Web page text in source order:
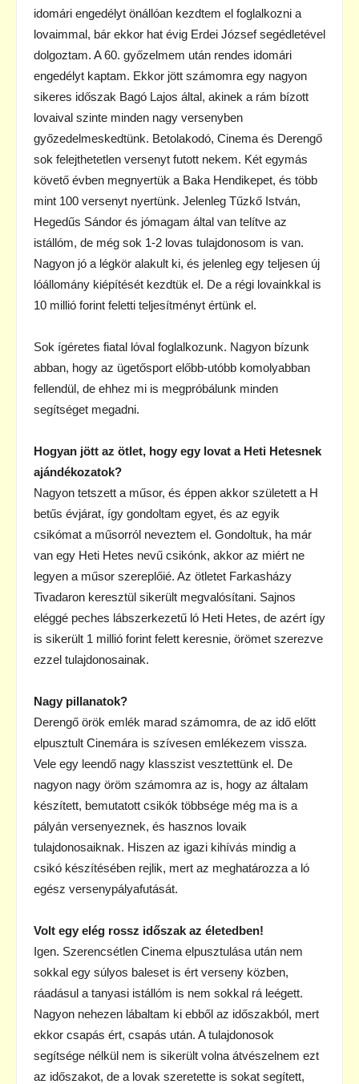
idomári engedélyt önállóan kezdtem el foglalkozni a
lovaimmal, bár ekkor hat évig Erdei József segédletével
dolgoztam. A 60. győzelmem után rendes idomári
engedélyt kaptam. Ekkor jött számomra egy nagyon
sikeres időszak Bagó Lajos által, akinek a rám bízott
lovaival szinte minden nagy versenyben
győzedelmeskedtünk. Betolakodó, Cinema és Derengő
sok felejthetetlen versenyt futott nekem. Két egymás
követő évben megnyertük a Baka Hendikepet, és több
mint 100 versenyt nyertünk. Jelenleg Tűzkő István,
Hegedűs Sándor és jómagam által van telítve az
istállóm, de még sok 1-2 lovas tulajdonosom is van.
Nagyon jó a légkör alakult ki, és jelenleg egy teljesen új
lóállomány kiépítését kezdtük el. De a régi lovainkkal is
10 millió forint feletti teljesítményt értünk el.
Sok ígéretes fiatal lóval foglalkozunk. Nagyon bízunk
abban, hogy az ügetősport előbb-utóbb komolyabban
fellendül, de ehhez mi is megpróbálunk minden
segítséget megadni.
Hogyan jött az ötlet, hogy egy lovat a Heti Hetesnek
ajándékozatok?
Nagyon tetszett a műsor, és éppen akkor született a H
betűs évjárat, így gondoltam egyet, és az egyik
csikómat a műsorról neveztem el. Gondoltuk, ha már
van egy Heti Hetes nevű csikónk, akkor az miért ne
legyen a műsor szereplőié. Az ötletet Farkasházy
Tivadaron keresztül sikerült megvalósítani. Sajnos
eléggé peches lábszerkezetű ló Heti Hetes, de azért így
is sikerült 1 millió forint felett keresnie, örömet szerezve
ezzel tulajdonosainak.
Nagy pillanatok?
Derengő örök emlék marad számomra, de az idő előtt
elpusztult Cinemára is szívesen emlékezem vissza.
Vele egy leendő nagy klasszist vesztettünk el. De
nagyon nagy öröm számomra az is, hogy az általam
készített, bemutatott csikók többsége még ma is a
pályán versenyeznek, és hasznos lovaik
tulajdonosaiknak. Hiszen az igazi kihívás mindig a
csikó készítésében rejlik, mert az meghatározza a ló
egész versenypályafutását.
Volt egy elég rossz időszak az életedben!
Igen. Szerencsétlen Cinema elpusztulása után nem
sokkal egy súlyos baleset is ért verseny közben,
ráadásul a tanyasi istállóm is nem sokkal rá leégett.
Nagyon nehezen lábaltam ki ebből az időszakból, mert
ekkor csapás ért, csapás után. A tulajdonosok
segítsége nélkül nem is sikerült volna átvészelnem ezt
az időszakot, de a lovak szeretette is sokat segített,